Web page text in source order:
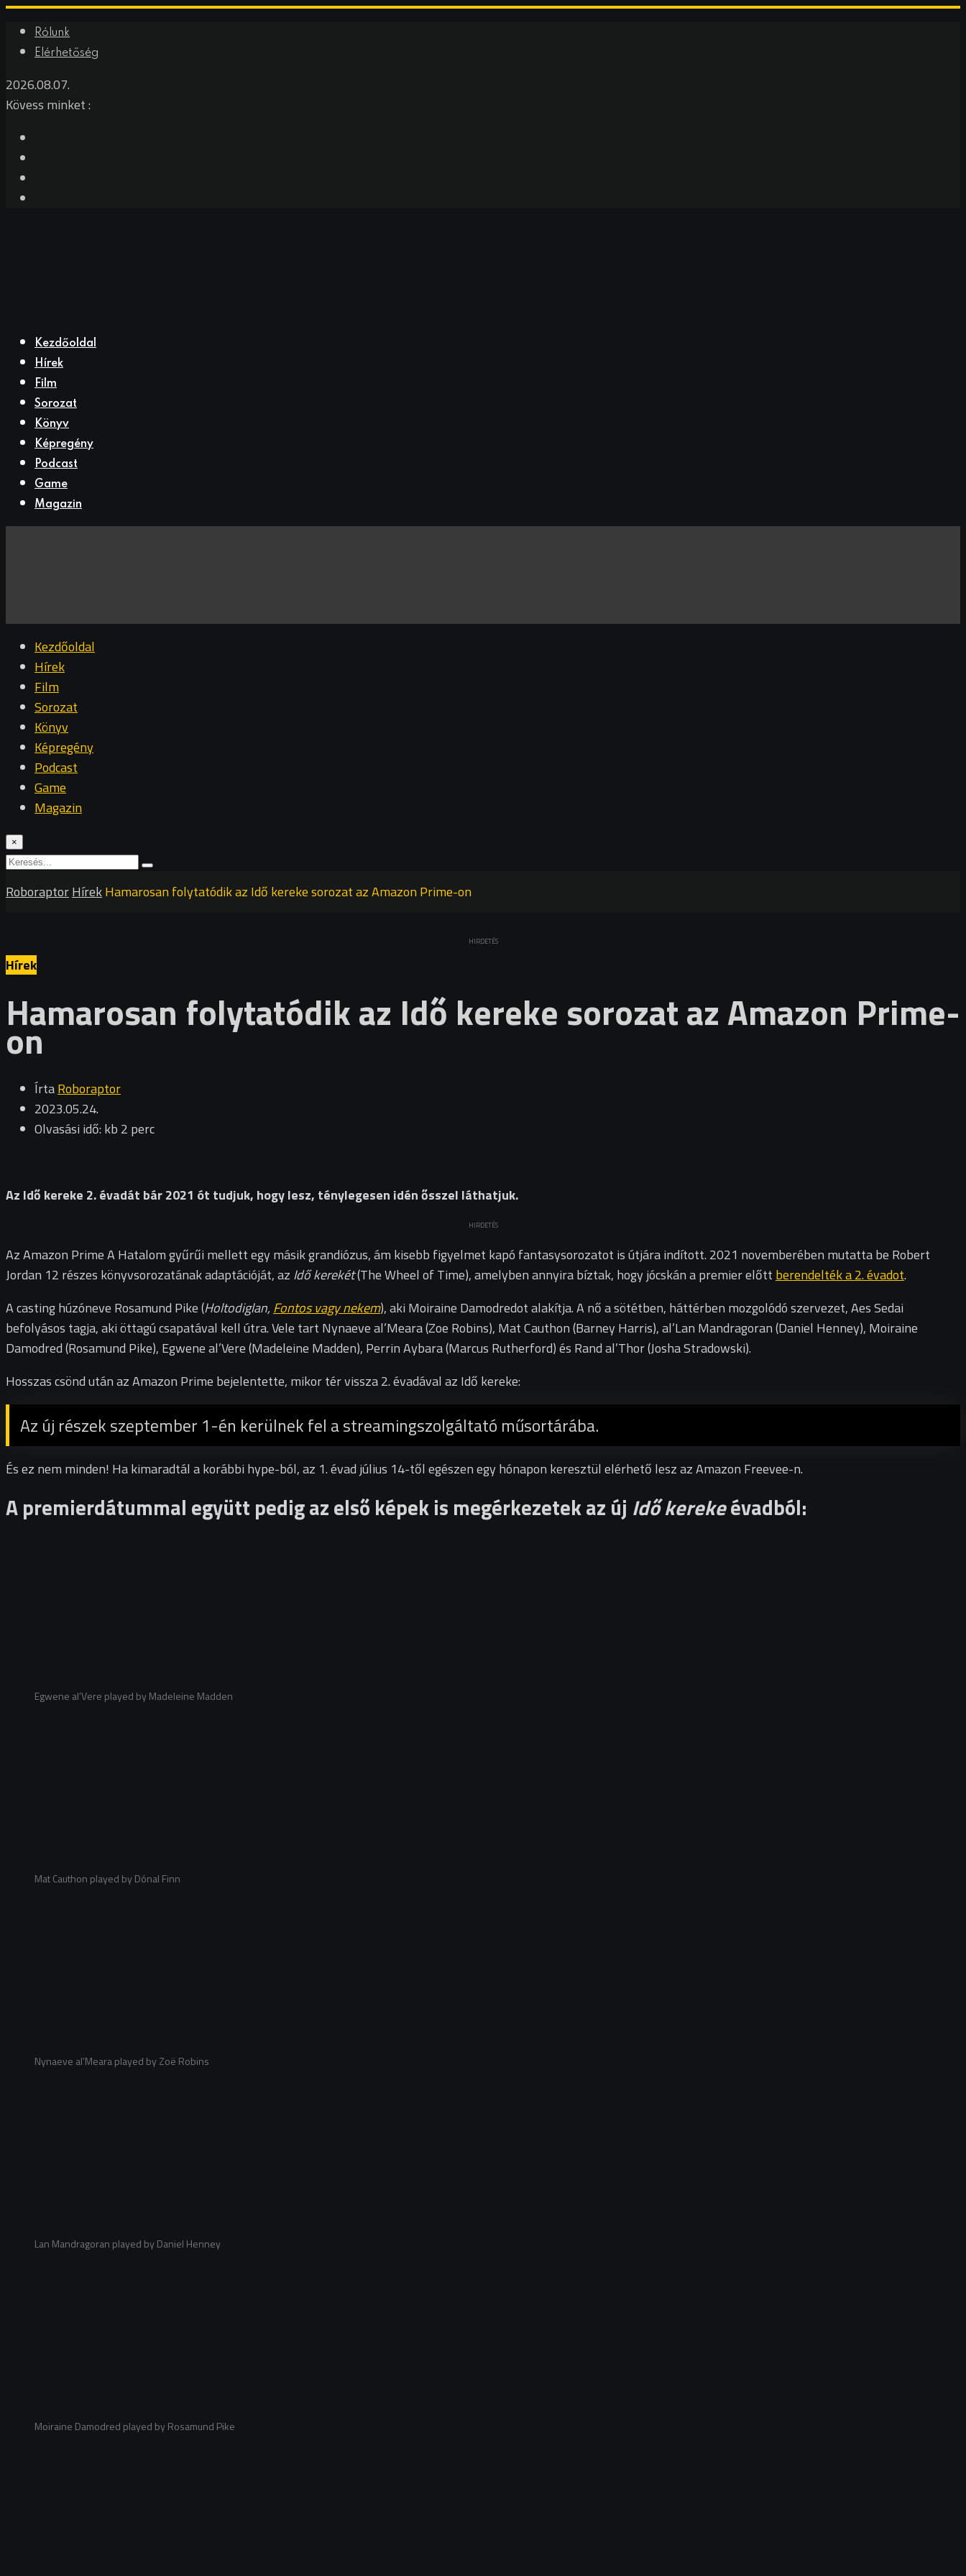
Skip
Rólunk
Elérhetőség
2026.08.07.
Kövess minket :
Kezdőoldal
Hírek
Film
Sorozat
Könyv
Képregény
Podcast
Game
Magazin
Kezdőoldal
Hírek
Film
Sorozat
Könyv
Képregény
Podcast
Game
Magazin
×
RoboraptorHírekHamarosan folytatódik az Idő kereke sorozat az Amazon Prime-on
HIRDETÉS
Hírek
Hamarosan folytatódik az Idő kereke sorozat az Amazon Prime-
on
ÍrtaRoboraptor
2023.05.24.
Olvasási idő: kb 2 perc
Az Idő kereke 2. évadát bár 2021 ót tudjuk, hogy lesz, ténylegesen idén ősszel láthatjuk.
HIRDETÉS
Az Amazon Prime A Hatalom gyűrűi mellett egy másik grandiózus, ám kisebb figyelmet kapó fantasysorozatot is útjára indított. 2021 novemberében mutatta be Robert
Jordan 12 részes könyvsorozatának adaptációját, az Idő kerekét(The Wheel of Time), amelyben annyira bíztak, hogy jócskán a premier előtt berendelték a 2. évadot.
A casting húzóneve Rosamund Pike (Holtodiglan,Fontos vagy nekem), aki Moiraine Damodredot alakítja. A nő a sötétben, háttérben mozgolódó szervezet, Aes Sedai
befolyásos tagja, aki öttagú csapatával kell útra. Vele tart Nynaeve al’Meara (Zoe Robins), Mat Cauthon (Barney Harris), al’Lan Mandragoran (Daniel Henney), Moiraine
Damodred (Rosamund Pike), Egwene al’Vere (Madeleine Madden), Perrin Aybara (Marcus Rutherford) és Rand al’Thor (Josha Stradowski).
Hosszas csönd után az Amazon Prime bejelentette, mikor tér vissza 2. évadával az Idő kereke:
Az új részek szeptember 1-én kerülnek fel a streamingszolgáltató műsortárába.
És ez nem minden! Ha kimaradtál a korábbi hype-ból, az 1. évad július 14-től egészen egy hónapon keresztül elérhető lesz az Amazon Freevee-n.
A premierdátummal együtt pedig az első képek is megérkezetek az új Idő kerekeévadból:
Egwene al’Vere played by Madeleine Madden
Mat Cauthon played by Dónal Finn
Nynaeve al’Meara played by Zoë Robins
Lan Mandragoran played by Daniel Henney
Moiraine Damodred played by Rosamund Pike